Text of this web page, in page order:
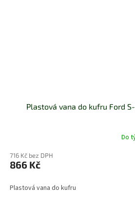
Plastová vana do kufru Ford
Do
716 Kč bez DPH
866 Kč
Plastová vana do kufru